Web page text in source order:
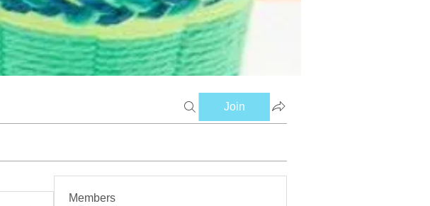
Join
Members